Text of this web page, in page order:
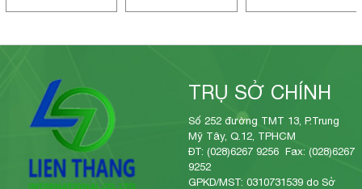
TRỤ SỞ CHÍNH
Số 252 đường TMT 13, P.Trung
Mỹ Tây, Q.12, TPHCM
ĐT: (028)6267 9256 Fax: (028)6267
9252
GPKD/MST: 0310731539 do Sở